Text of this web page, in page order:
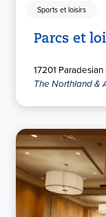
Sports et loisirs
Parcs et
17201 Paradesian
The Northland &